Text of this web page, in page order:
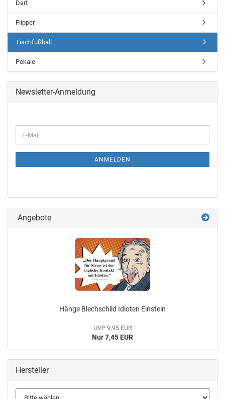
Dart
Flipper
Tischfußball
Pokale
Newsletter-Anmeldung
ANMELDEN
Angebote
Hänge Blechschild Idioten Einstein
UVP 9,95 EUR
Nur 7,45 EUR
Hersteller